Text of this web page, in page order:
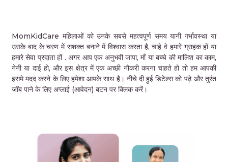
MomKidCare महिलाओं को उनके सबसे महत्वपूर्ण समय यानी गर्भावस्था या
उसके बाद के चरण में सशक्त बनाने में विश्वास करता है, चाहे वे हमारे ग्राहक हों या
हमारे सेवा प्रदाता हों . अगर आप एक अनुभवी जापा, माँ या बच्चे की मालिश का काम,
नेनी या दाई हो, और इस क्षेत्र में एक अच्छी नौकरी करना चाहते हो तो हम आपकी
इसमे मदद करने के लिए हमेशा आपके साथ है। नीचे दी हुई डिटेल्स को पढ़े और तुरंत
जॉब पाने के लिए अप्लाई (आवेदन) बटन पर क्लिक करें।